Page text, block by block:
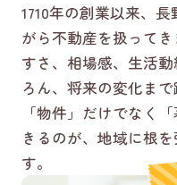
1710年の創業以来、
がら不動産を扱って
すさ、相場感、生活
ろん、将来の変化ま
「物件」だけでなく
きるのが、地域に根
す。